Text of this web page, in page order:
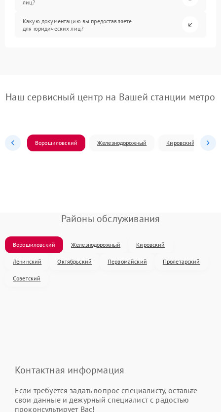
лиц?
Какую документацию вы предоставляете
для юридических лиц?
Наш сервисный центр на Вашей станции метро
Ворошиловский Железнодорожный Кировский
Районы обслуживания
Ворошиловский Железнодорожный Кировский
Ленинский Октябрьский Первомайский Пролетарский
Советский
Контактная информация
Если требуется задать вопрос специалисту, оставьте
свои данные и дежурный специалист с радостью
проконсультирует Вас!